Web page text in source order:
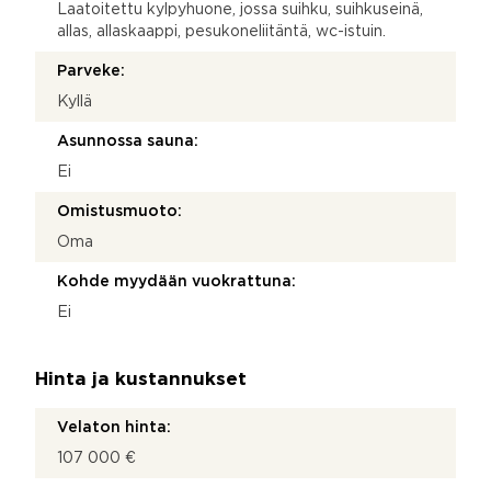
Laatoitettu kylpyhuone, jossa suihku, suihkuseinä,
allas, allaskaappi, pesukoneliitäntä, wc-istuin.
Parveke:
Kyllä
Asunnossa sauna:
Ei
Omistusmuoto:
Oma
Kohde myydään vuokrattuna:
Ei
Hinta ja kustannukset
Velaton hinta:
107 000 €